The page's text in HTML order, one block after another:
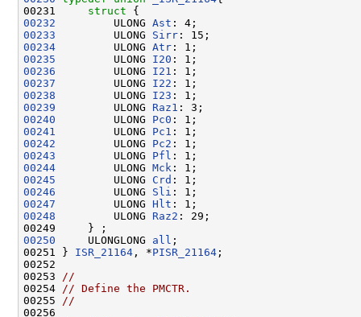
00231 struct
00232
         ULONG
Ast
00233
         ULONG
Sirr
00234
         ULONG
Atr
00235
         ULONG
I20
00236
         ULONG
I21
00237
         ULONG
I22
00238
         ULONG
I23
00239
         ULONG
Raz1
00240
         ULONG
Pc0
00241
         ULONG
Pc1
00242
         ULONG
Pc2
00243
         ULONG
Pfl
00244
         ULONG
Mck
00245
         ULONG
Crd
00246
         ULONG
Sli
00247
         ULONG
Hlt
00248
         ULONG
Raz2 : 29;
00250
     ULONGLONG
all ;
00251 } ISR_21164 , *PISR_21164 ;
00252
00253
//
00254
// Define the PMCTR.
00255
//